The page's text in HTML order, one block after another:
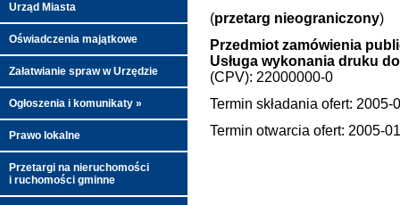
Urząd Miasta
Oświadczenia majątkowe
Załatwianie spraw w Urzędzie
Ogłoszenia i komunikaty »
Prawo lokalne
Przetargi na nieruchomości
i ruchomości gminne
(przetarg nieograniczony)
Przedmiot zamówienia
Usługa wykonania druku
(CPV): 22000000-0
Termin składania ofert: 2005-
Termin otwarcia ofert: 2005-